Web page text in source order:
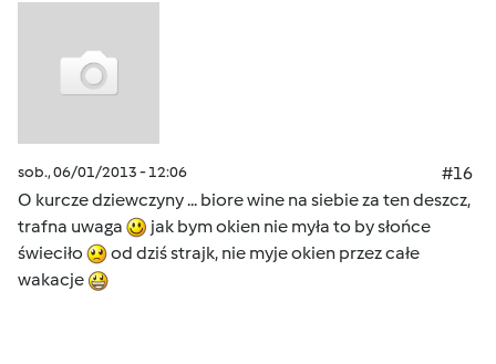
sob., 06/01/2013 - 12:06
#16
O kurcze dziewczyny ... biore wine na siebie za ten deszcz,
trafna uwaga
jak bym okien nie myła to by słońce
świeciło
od dziś strajk, nie myje okien przez całe
wakacje